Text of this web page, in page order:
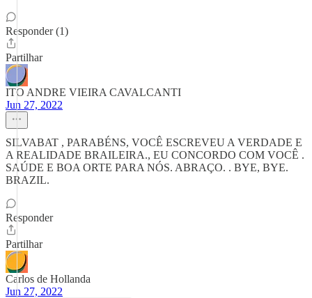
Responder (1)
Partilhar
ITO ANDRE VIEIRA CAVALCANTI
Jun 27, 2022
SILVABAT , PARABÉNS, VOCÊ ESCREVEU A VERDADE E
A REALIDADE BRAILEIRA., EU CONCORDO COM VOCÊ .
SAÚDE E BOA ORTE PARA NÓS. ABRAÇO. . BYE, BYE.
BRAZIL.
Responder
Partilhar
Carlos de Hollanda
Jun 27, 2022